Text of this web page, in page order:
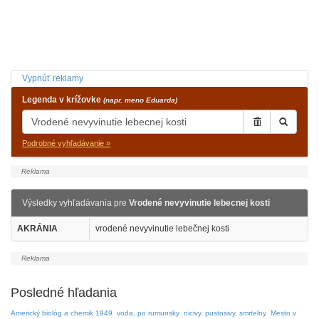
Vypnúť reklamy
Legenda v krížovke (napr. meno Eduarda)
Podrobné vyhľadávanie »
Výsledky vyhľadávania pre Vrodené nevyvinutie lebecnej kosti
AKRÁNIA vrodené nevyvinutie lebečnej kosti
Posledné hľadania
Americký biológ a chemik 1949 voda, po rumunsky nicivy, pustosivy, smrtelny Mesto v